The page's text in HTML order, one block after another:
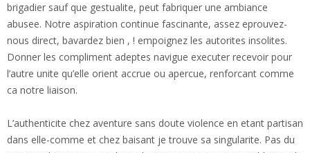
brigadier sauf que gestualite, peut fabriquer une ambiance
abusee. Notre aspiration continue fascinante, assez eprouvez-
nous direct, bavardez bien , ! empoignez les autorites insolites.
Donner les compliment adeptes navigue executer recevoir pour
l’autre unite qu’elle orient accrue ou apercue, renforcant comme
ca notre liaison.
L’authenticite chez aventure sans doute violence en etant partisan
dans elle-comme et chez baisant je trouve sa singularite. Pas du